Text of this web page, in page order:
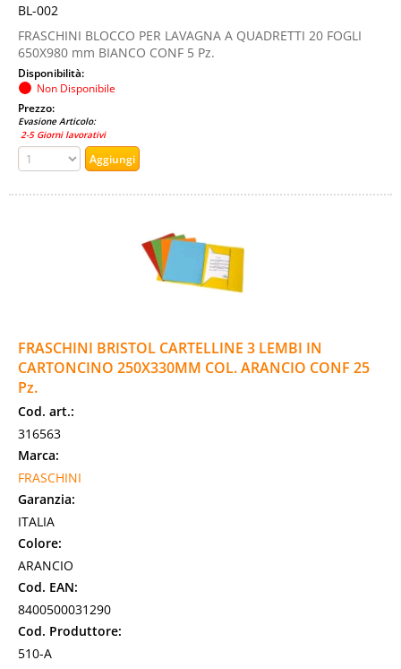
BL-002
FRASCHINI BLOCCO PER LAVAGNA A QUADRETTI 20 FOGLI
650X980 mm BIANCO CONF 5 Pz.
Disponibilità:
Non Disponibile
Prezzo:
Evasione Articolo:
2-5 Giorni lavorativi
FRASCHINI BRISTOL CARTELLINE 3 LEMBI IN
CARTONCINO 250X330MM COL. ARANCIO CONF 25
Pz.
Cod. art.:
316563
Marca:
FRASCHINI
Garanzia:
ITALIA
Colore:
ARANCIO
Cod. EAN:
8400500031290
Cod. Produttore:
510-A